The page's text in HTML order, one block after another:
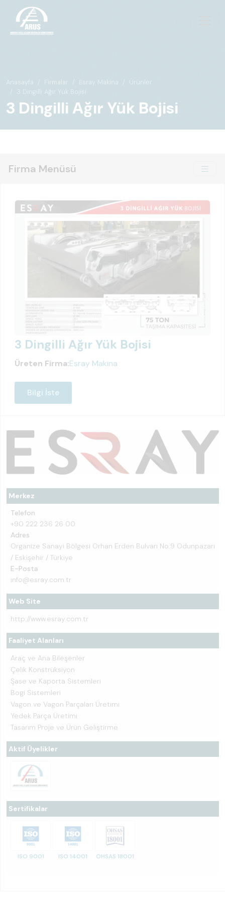
Anasayfa Firmalar Esray Makina
Ürünler
3 Dingilli Ağır Yük Bojisi
3 Dingilli Ağır Yük Bojisi
Firma Menüsü
Merkez
Telefon
+90 222 236 26 00
Adres
Organize Sanayi Bölgesi Orhan Erden Bulvarı No:9 Odunpazarı
/ Eskişehir / Türkiye
E-Posta
info@esray.com.tr
Web Site
http://www.esray.com.tr
Faaliyet Alanları
Araç ve Ana Bileşenler
Çelik Konstrüksiyon
Şase ve Kaporta Sistemleri
Bogi Sistemleri
Vagon ve Vagon Parçaları Üretimi
Yedek Parça Üretimi
Tasarım Proje ve Ürün Geliştirme
Aktif Üyelikler
Sertifikalar
ISO 9001 ISO 14001 OHSAS 18001
3 Dingilli Ağır Yük Bojisi
Üreten Firma:Esray Makina
Bilgi İste